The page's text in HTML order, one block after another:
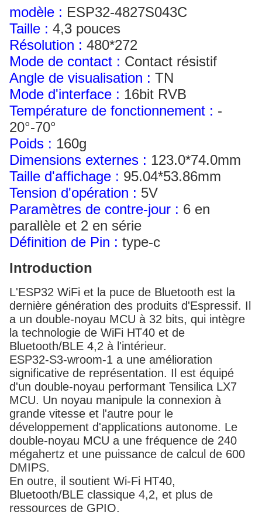
modèle : ESP32-4827S043C
Taille : 4,3 pouces
Résolution : 480*272
Mode de contact : Contact résistif
Angle de visualisation : TN
Mode d'interface : 16bit RVB
Température de fonctionnement : -
20°-70°
Poids : 160g
Dimensions externes : 123.0*74.0mm
Taille d'affichage : 95.04*53.86mm
Tension d'opération : 5V
Paramètres de contre-jour : 6 en
parallèle et 2 en série
Définition de Pin : type-c
Introduction
L'ESP32 WiFi et la puce de Bluetooth est la
dernière génération des produits d'Espressif. Il
a un double-noyau MCU à 32 bits, qui intègre
la technologie de WiFi HT40 et de
Bluetooth/BLE 4,2 à l'intérieur.
ESP32-S3-wroom-1 a une amélioration
significative de représentation. Il est équipé
d'un double-noyau performant Tensilica LX7
MCU. Un noyau manipule la connexion à
grande vitesse et l'autre pour le
développement d'applications autonome. Le
double-noyau MCU a une fréquence de 240
mégahertz et une puissance de calcul de 600
DMIPS.
En outre, il soutient Wi-Fi HT40,
Bluetooth/BLE classique 4,2, et plus de
ressources de GPIO.